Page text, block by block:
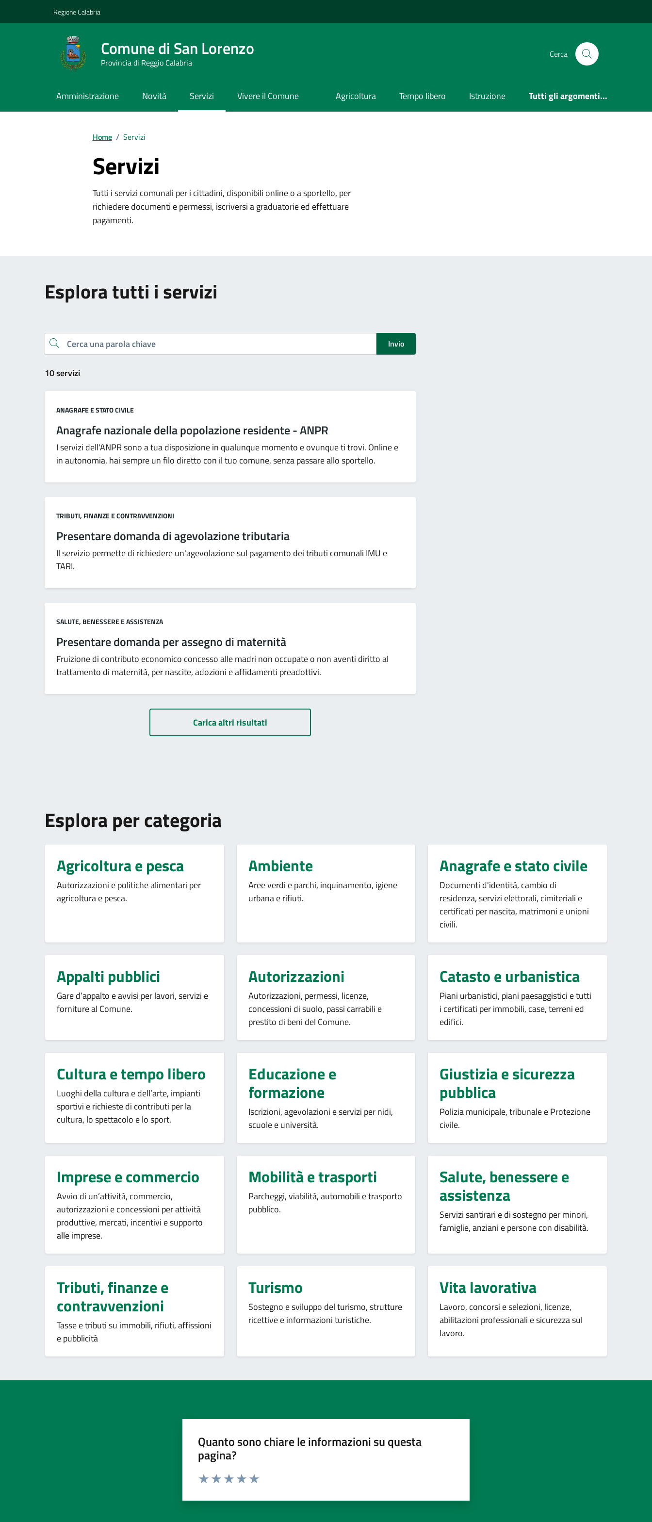
Regione Calabria
Comune di San Lorenzo
Provincia di Reggio Calabria
Cerca
Amministrazione Novità Servizi Vivere il Comune Agricoltura Tempo libero Istruzione Tutti gli argomenti...
Home / Servizi
Servizi
Tutti i servizi comunali per i cittadini, disponibili online o a sportello, per
richiedere documenti e permessi, iscriversi a graduatorie ed effettuare
pagamenti.
Esplora tutti i servizi
Cerca una parola chiave Invio
10 servizi
Categoria:
ANAGRAFE E STATO CIVILE
Anagrafe nazionale della popolazione residente - ANPR
I servizi dell'ANPR sono a tua disposizione in qualunque momento e ovunque ti trovi. Online e
in autonomia, hai sempre un filo diretto con il tuo comune, senza passare allo sportello.
Categoria:
TRIBUTI, FINANZE E CONTRAVVENZIONI
Presentare domanda di agevolazione tributaria
Il servizio permette di richiedere un'agevolazione sul pagamento dei tributi comunali IMU e
TARI.
Categoria:
SALUTE, BENESSERE E ASSISTENZA
Presentare domanda per assegno di maternità
Fruizione di contributo economico concesso alle madri non occupate o non aventi diritto al
trattamento di maternità, per nascite, adozioni e affidamenti preadottivi.
Carica altri risultati
Esplora per categoria
Agricoltura e pesca
Autorizzazioni e politiche alimentari per
agricoltura e pesca.
Ambiente
Aree verdi e parchi, inquinamento, igiene
urbana e rifiuti.
Anagrafe e stato civile
Documenti d'identità, cambio di
residenza, servizi elettorali, cimiteriali e
certificati per nascita, matrimoni e unioni
civili.
Appalti pubblici
Gare d’appalto e avvisi per lavori, servizi e
forniture al Comune.
Autorizzazioni
Autorizzazioni, permessi, licenze,
concessioni di suolo, passi carrabili e
prestito di beni del Comune.
Catasto e urbanistica
Piani urbanistici, piani paesaggistici e tutti
i certificati per immobili, case, terreni ed
edifici.
Cultura e tempo libero
Luoghi della cultura e dell’arte, impianti
sportivi e richieste di contributi per la
cultura, lo spettacolo e lo sport.
Educazione e
formazione
Iscrizioni, agevolazioni e servizi per nidi,
scuole e università.
Giustizia e sicurezza
pubblica
Polizia municipale, tribunale e Protezione
civile.
Imprese e commercio
Avvio di un’attività, commercio,
autorizzazioni e concessioni per attività
produttive, mercati, incentivi e supporto
alle imprese.
Mobilità e trasporti
Parcheggi, viabilità, automobili e trasporto
pubblico.
Salute, benessere e
assistenza
Servizi santirari e di sostegno per minori,
famiglie, anziani e persone con disabilità.
Tributi, finanze e
contravvenzioni
Tasse e tributi su immobili, rifiuti, affissioni
e pubblicità
Turismo
Sostegno e sviluppo del turismo, strutture
ricettive e informazioni turistiche.
Vita lavorativa
Lavoro, concorsi e selezioni, licenze,
abilitazioni professionali e sicurezza sul
lavoro.
Quanto sono chiare le informazioni su questa
pagina?